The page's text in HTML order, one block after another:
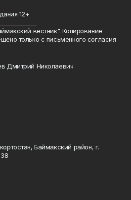
12+
вестник". Копирование
только с письменного согласия
Дмитрий Николаевич
Баймакский район, г.